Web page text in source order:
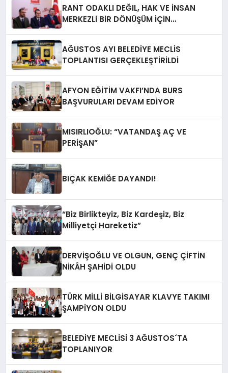
RANT ODAKLI DEĞIL, HAK VE İNSAN
MERKEZLi BiR DÖNÜŞÜM İÇiN
AĞUSTOS AYI BELEDİYE MECLİS
TOPLANTISI GERÇEKLEŞTİRİLDİ
AFYON EĞİTİM VAKFI’NDA BURS
BAŞVURULARI DEVAM EDİYOR
MISIRLIOĞLU: “VATANDAŞ AÇ VE
PERİŞAN”
BIÇAK KEMİĞE DAYANDI!
“Biz Birlikteyiz, Biz Kardeşiz, Biz
Milliyetçi Hareketiz”
DERVİŞOĞLU VE OLGUN, GENÇ ÇİFTİN
NİKÂH ŞAHİDİ OLDU
TÜRK MİLLİ BİLGİSAYAR KLAVYE TAKIMI
ŞAMPİYON OLDU
BELEDİYE MECLİSİ 3 AĞUSTOS´TA
TOPLANIYOR